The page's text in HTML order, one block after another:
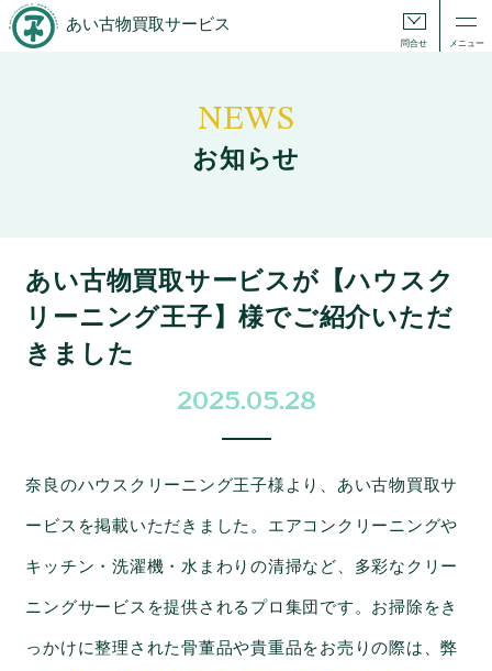
あい古物買取サービス
問合せ メニュー
NEWS
お知らせ
あい古物買取サービスが【ハウスク
リーニング王子】様でご紹介いただ
きました
2025.05.28
奈良のハウスクリーニング王子様より、あい古物買取サ
ービスを掲載いただきました。エアコンクリーニングや
キッチン・洗濯機・水まわりの清掃など、多彩なクリー
ニングサービスを提供されるプロ集団です。お掃除をき
っかけに整理された骨董品や貴重品をお売りの際は、弊